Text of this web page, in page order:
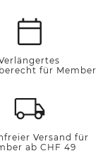
für Member
Versand für
ab CHF 49